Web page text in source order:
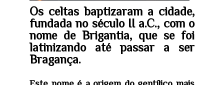
Os celtas baptizaram a cidade,
fundada no século II a.C., com o
nome de Brigantia, que se foi
latinizando até passar a ser
Bragança.